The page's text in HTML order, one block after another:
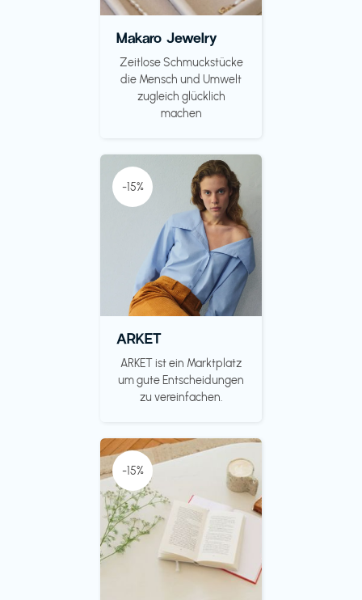
Makaro Jewelry
Zeitlose Schmuckstücke
die Mensch und Umwelt
zugleich glücklich
machen
-15%
ARKET
ARKET ist ein Marktplatz
um gute Entscheidungen
zu vereinfachen.
-15%